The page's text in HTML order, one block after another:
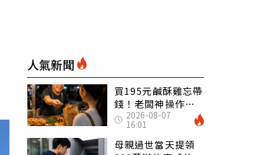
人氣新聞
買195元鹹酥雞忘帶
錢！老闆神操作
「倒找5元」 全網
看哭：這就是台灣
2026-08-07
16:01
母親過世當天提領